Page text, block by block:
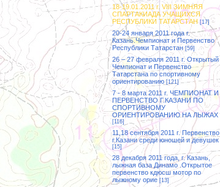
18-19.01.2011 г. VIII ЗИМНЯЯ
СПАРТАКИАДА УЧАЩИХСЯ
РЕСПУБЛИКИ ТАТАРСТАН [17]
20-24 января 2011 года г.
Казань.Чемпионат и Первенство
Республики Татарстан [59]
26 – 27 февраля 2011 г. Открытый
Чемпионат и Первенство
Татарстана по спортивному
ориентированию [121]
7 - 8 марта 2011 г. ЧЕМПИОНАТ И
ПЕРВЕНСТВО Г.КАЗАНИ ПО
СПОРТИВНОМУ
ОРИЕНТИРОВАНИЮ НА ЛЫЖАХ
[116]
11,18 сентября 2011 г. Первенство
г.Казани среди юношей и девушек
[15]
28 декабря 2011 года, г. Казань,
лыжная база Динамо .Открытое
первенство кдюсш мотор по
лыжному орие [13]